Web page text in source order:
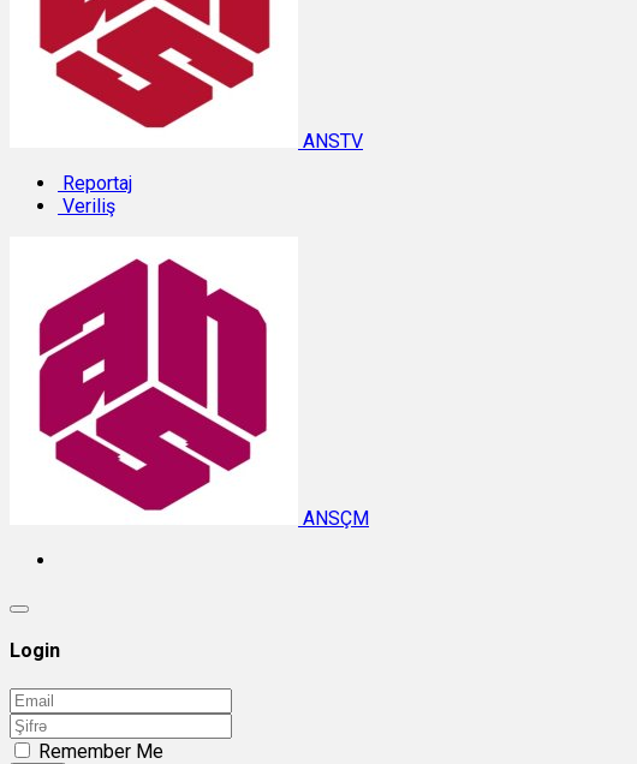
ANSTV
Reportaj
Veriliş
ANSÇM
Login
Remember Me